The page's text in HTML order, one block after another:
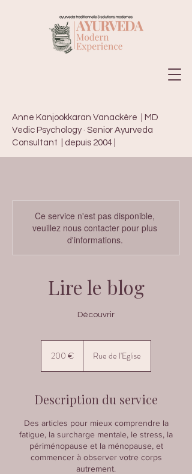
Anne Kanjookkaran Vanackère | MD
Vedic Psychology · Senior Ayurveda
Consultant | depuis 2004 |
Ce service n'est pas disponible,
veuillez nous contacter pour plus
d'informations.
Lire le blog
Découvrir
200 € Rue de l'Eglise
Description du service
Des articles pour mieux comprendre la
fatigue, la surcharge mentale, le stress, la
périménopause et la ménopause, et
commencer à observer votre corps
autrement.